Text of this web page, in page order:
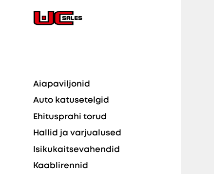
Aiapaviljonid
Auto katusetelgid
Ehitusprahi torud
Hallid ja varjualused
Isikukaitsevahendid
Kaablirennid